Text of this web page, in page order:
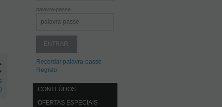
palavra-passe
Recordar palavra-passe
Registo
CONTEÚDOS
OFERTAS ESPECIAIS